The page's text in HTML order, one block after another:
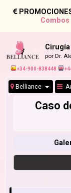
por Dr.
+34-900-838448
Belliance
Caso